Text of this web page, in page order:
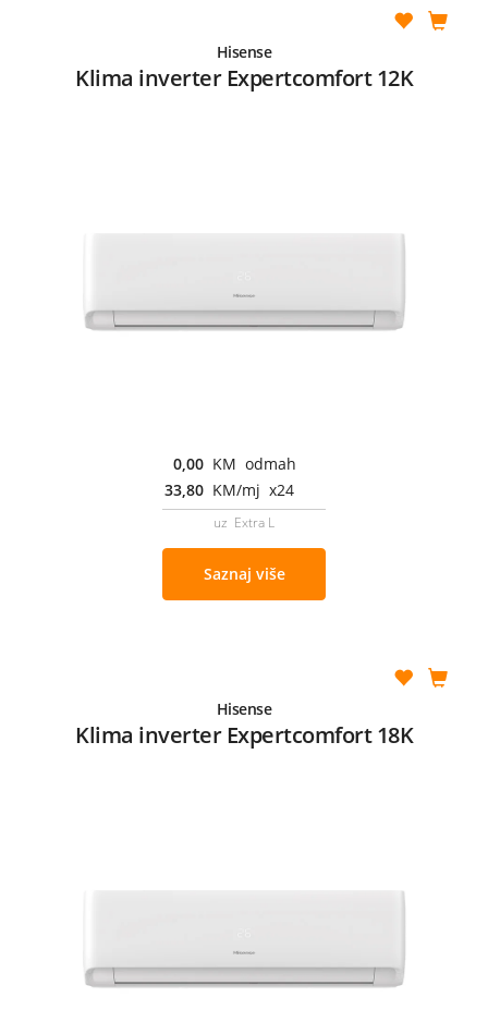
Hisense
Klima inverter Expertcomfort 12K
0,00 KM odmah
33,80 KM/mj x24
uz Extra L
Saznaj više
Hisense
Klima inverter Expertcomfort 18K